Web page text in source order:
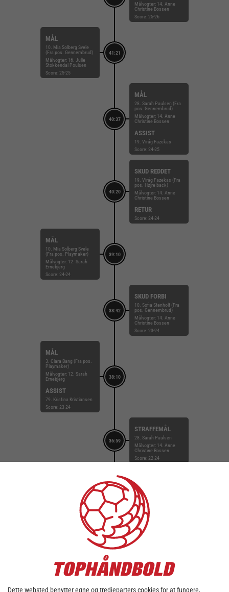
Målvogter: 14. Anne
Christine Bossen
Score: 25-26
41:21
MÅL
10. Mia Solberg Svele
(Fra pos. Gennembrud)
Målvogter: 16. Julie
Stokkendal Poulsen
Score: 25-25
40:37
MÅL
28. Sarah Paulsen (Fra
pos. Gennembrud)
Målvogter: 14. Anne
Christine Bossen
ASSIST
19. Virág Fazekas
Score: 24-25
40:20
SKUD REDDET
19. Virág Fazekas (Fra
pos. Højre back)
Målvogter: 14. Anne
Christine Bossen
RETUR
Score: 24-24
39:10
MÅL
10. Mia Solberg Svele
(Fra pos. Playmaker)
Målvogter: 12. Sarah
Ernebjerg
Score: 24-24
38:42
SKUD FORBI
10. Sofia Stenholt (Fra
pos. Gennembrud)
Målvogter: 14. Anne
Christine Bossen
Score: 23-24
38:10
MÅL
3. Clara Bang (Fra pos.
Playmaker)
Målvogter: 12. Sarah
Ernebjerg
ASSIST
79. Kristina Kristiansen
Score: 23-24
36:59
STRAFFEMÅL
28. Sarah Paulsen
Målvogter: 14. Anne
Christine Bossen
Score: 22-24
36:57
TILKENDT
STRAFFE
10. Sofia Stenholt
8. Stine Eiberg
Score: 22-23
Dette websted benytter egne og tredjeparters cookies for at fungere,